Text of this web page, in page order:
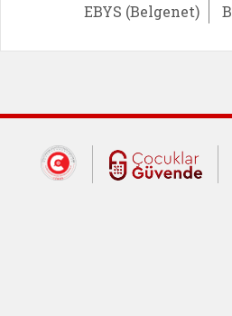
EBYS (Belgenet)
Dış